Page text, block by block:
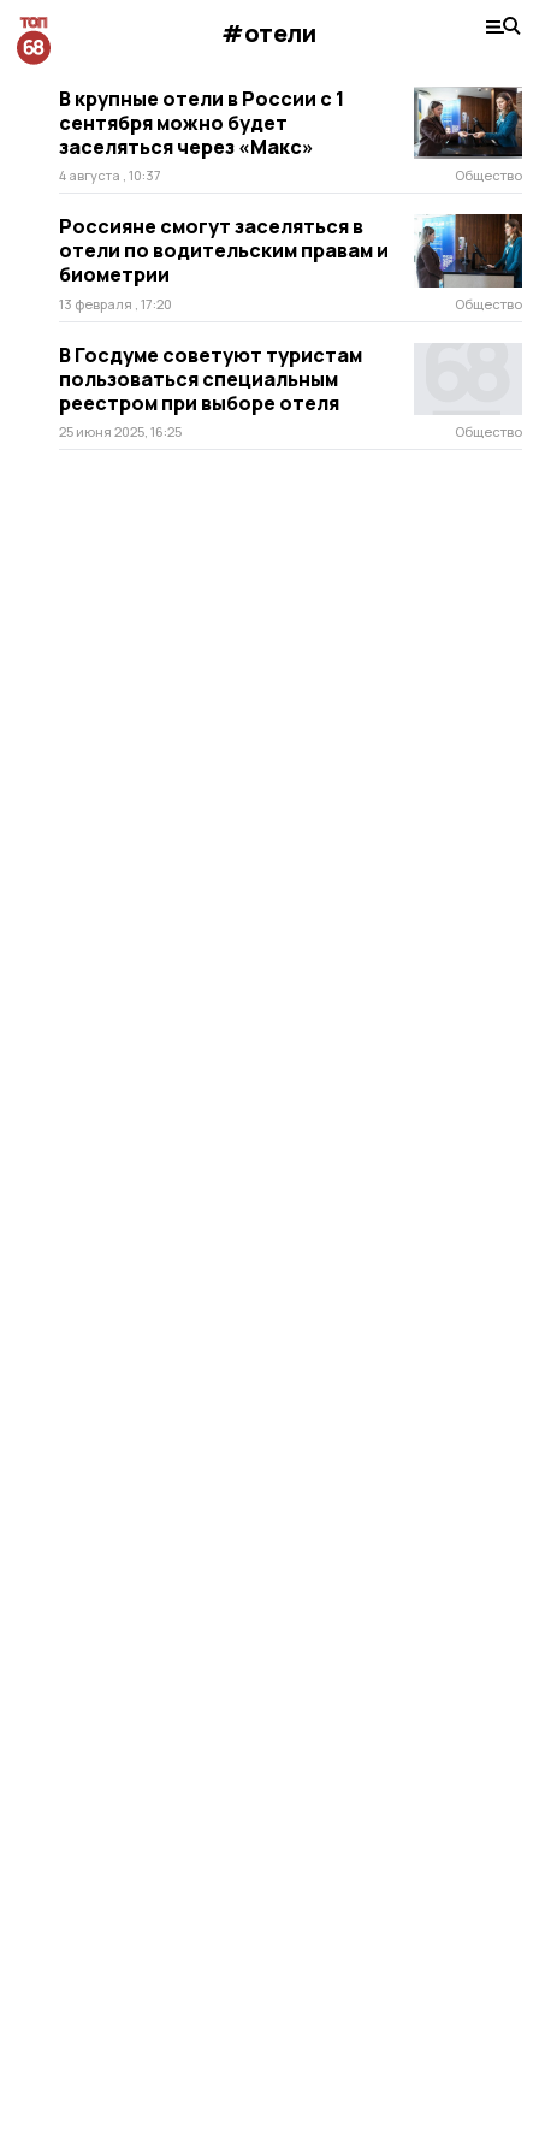
#отели
В крупные отели в России с 1
сентября можно будет
заселяться через «Макс»
4 августа , 10:37 Общество
Россияне смогут заселяться в
отели по водительским правам и
биометрии
13 февраля , 17:20 Общество
В Госдуме советуют туристам
пользоваться специальным
реестром при выборе отеля
25 июня 2025, 16:25 Общество